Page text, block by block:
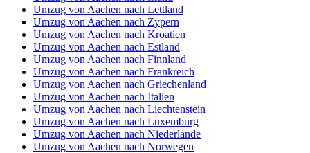
Umzug von Aachen nach Lettland
Umzug von Aachen nach Zypern
Umzug von Aachen nach Kroatien
Umzug von Aachen nach Estland
Umzug von Aachen nach Finnland
Umzug von Aachen nach Frankreich
Umzug von Aachen nach Griechenland
Umzug von Aachen nach Italien
Umzug von Aachen nach Liechtenstein
Umzug von Aachen nach Luxemburg
Umzug von Aachen nach Niederlande
Umzug von Aachen nach Norwegen